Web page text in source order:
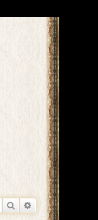
Szukaj Wyszukiwanie